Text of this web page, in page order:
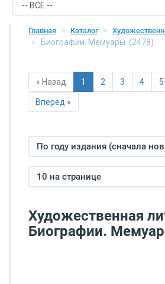
Главная Каталог
Биографии. Мемуары (2478)
« Назад 1 2 3 4 5
Вперед »
По году издания (сначала
10 на странице
Художественная
Биографии.